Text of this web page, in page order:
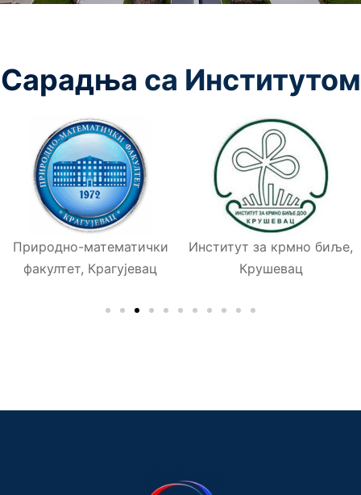
Сарадња са Институтом
Природно-математички
факултет, Крагујевац
Институт за крмно биље,
Крушевац